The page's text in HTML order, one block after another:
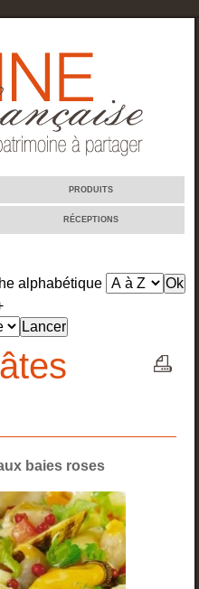
PRODUITS
RÉCEPTIONS
alphabétique
baies roses